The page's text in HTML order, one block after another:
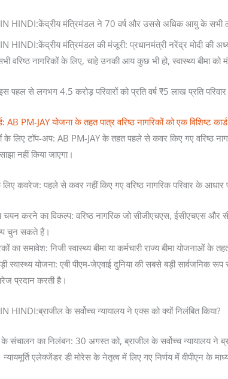
HINDI:केंद्रीय मंत्रिमंडल ने 70 वर्ष और उससे अधिक आयु के सभी
HINDI:केंद्रीय मंत्रिमंडल की मंजूरी: प्रधानमंत्री नरेंद्र मोदी की
नागरिकों के लिए, चाहे उनकी आय कुछ भी हो, स्वास्थ्य बीमा को
पहल से लगभग 4.5 करोड़ परिवारों को प्रति वर्ष ₹5 लाख प्रति
AB PM-JAY योजना के तहत पात्र वरिष्ठ नागरिकों को एक विशिष्ट
के लिए टॉप-अप: AB PM-JAY के तहत पहले से कवर किए गए
नहीं किया जाएगा।
लिए कवरेज: पहले से कवर नहीं किए गए वरिष्ठ नागरिक परिवार के
करने का विकल्प: वरिष्ठ नागरिक जो सीजीएचएस, ईसीएचएस और
चुन सकते हैं।
का समावेश: निजी स्वास्थ्य बीमा या कर्मचारी राज्य बीमा योजनाओं के
स्वास्थ्य योजना: एबी पीएम-जेएवाई दुनिया की सबसे बड़ी सार्वजनिक
प्रदान करती है।
HINDI:ब्राजील के सर्वोच्च न्यायालय ने एक्स को क्यों निलंबित किया?
संचालन का निलंबन: 30 अगस्त को, ब्राजील के सर्वोच्च न्यायालय ने
एलेक्जेंडर डी मोरेस के नेतृत्व में लिए गए निर्णय में वीपीएन के